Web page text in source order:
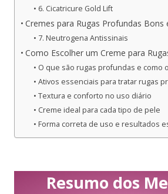
6. Cicatricure Gold Lift
Cremes para Rugas Profundas Bons
7. Neutrogena Antissinais
Como Escolher um Creme para
O que são rugas profundas e como
Ativos essenciais para tratar rugas
Textura e conforto no uso diário
Creme ideal para cada tipo de pele
Forma correta de uso e resultados
Resumo dos